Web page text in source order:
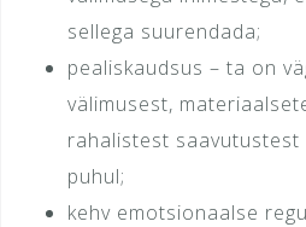
sellega suurendada;
pealiskaudsus – ta on
välimusest,
rahalistest saavutustest
puhul;
kehv emotsionaalse